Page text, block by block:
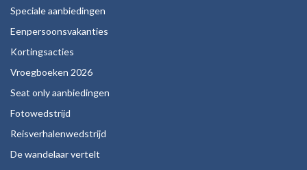
Speciale aanbiedingen
Eenpersoonsvakanties
Kortingsacties
Vroegboeken 2026
Seat only aanbiedingen
Fotowedstrijd
Reisverhalenwedstrijd
De wandelaar vertelt